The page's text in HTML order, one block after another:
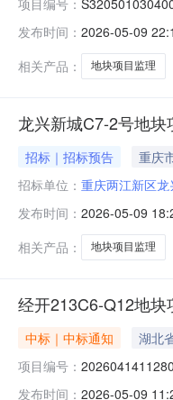
项目编号：
发布时间： 2026-05-09
相关产品：
地块项目监理
龙兴新城C7-2号地
招标｜招标预告 重庆
招标单位： 重庆两江新区
发布时间： 2026-05-09
相关产品：
地块项目监理
经开213C6-Q12地
中标｜中标通知 湖北
项目编号：
发布时间： 2026-05-09